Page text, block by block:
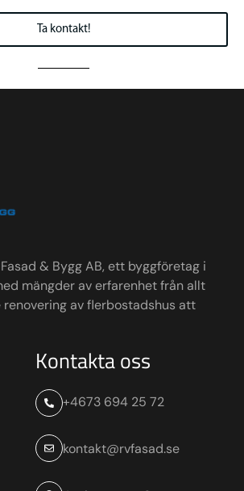
Ta kontakt!
& Bygg AB, ett byggföretag i
mängder av erfarenhet från allt
av flerbostadshus att
Kontakta oss
+4673 694 25 72
kontakt@rvfasad.se